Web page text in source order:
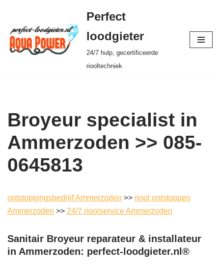
Ga
naar
de
Perfect
loodgieter
24/7 hulp, gecertificeerde
riooltechniek
Broyeur specialist in
Ammerzoden >> 085-
0645813
ontstoppingsbedrijf Ammerzoden >> riool ontstoppen
Ammerzoden >> 24/7 rioolservice Ammerzoden
Sanitair Broyeur reparateur & installateur
in Ammerzoden: perfect-loodgieter.nl®